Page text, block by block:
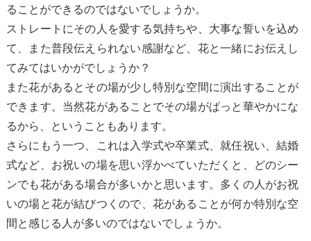
ることができるのではないでしょうか。
ストレートにその人を愛する気持ちや、大事な誓いを込め
て、また普段伝えられない感謝など、花と一緒にお伝えし
てみてはいかがでしょうか？
また花があるとその場が少し特別な空間に演出することが
できます。当然花があることでその場がぱっと華やかにな
るから、ということもあります。
さらにもう一つ、これは入学式や卒業式、就任祝い、結婚
式など、お祝いの場を思い浮かべていただくと、どのシー
ンでも花がある場合が多いかと思います。多くの人がお祝
いの場と花が結びつくので、花があることが何か特別な空
間と感じる人が多いのではないでしょうか。